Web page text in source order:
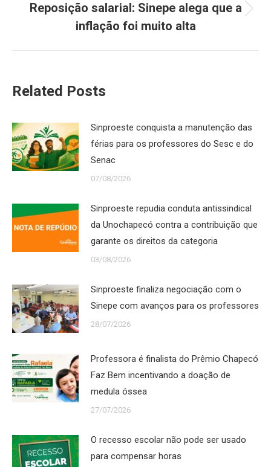
Próximo
post:
Reposição salarial: Sinepe alega que a
inflação foi muito alta
Related Posts
Sinproeste conquista a manutenção das
férias para os professores do Sesc e do
Senac
07/08/2026
Sinproeste repudia conduta antissindical
da Unochapecó contra a contribuição que
garante os direitos da categoria
03/08/2026
Sinproeste finaliza negociação com o
Sinepe com avanços para os professores
28/07/2026
Professora é finalista do Prêmio Chapecó
Faz Bem incentivando a doação de
medula óssea
27/07/2026
O recesso escolar não pode ser usado
para compensar horas